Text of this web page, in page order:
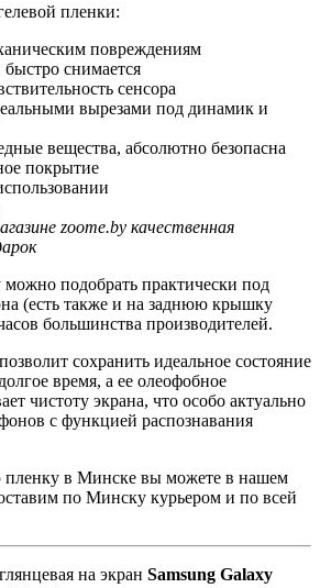
пленки:
повреждениям
быстро снимается
сенсора
вырезами под динамик и
вещества, абсолютно безопасна
покрытие
zoome.by качественная
подобрать практически под
(есть также и на заднюю крышку
большинства производителей.
сохранить идеальное состояние
время, а ее олеофобное
чистоту экрана, что особо актуально
с функцией распознавания
пленку в Минске вы можете в нашем
по Минску курьером и по всей
на экран Samsung Galaxy